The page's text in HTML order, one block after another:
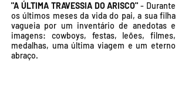
"A ÚLTIMA TRAVESSIA DO ARISCO"- Durante
os últimos meses da vida do pai, a sua filha
vagueia por um inventário de anedotas e
imagens: cowboys, festas, leões, filmes,
medalhas, uma última viagem e um eterno
abraço.